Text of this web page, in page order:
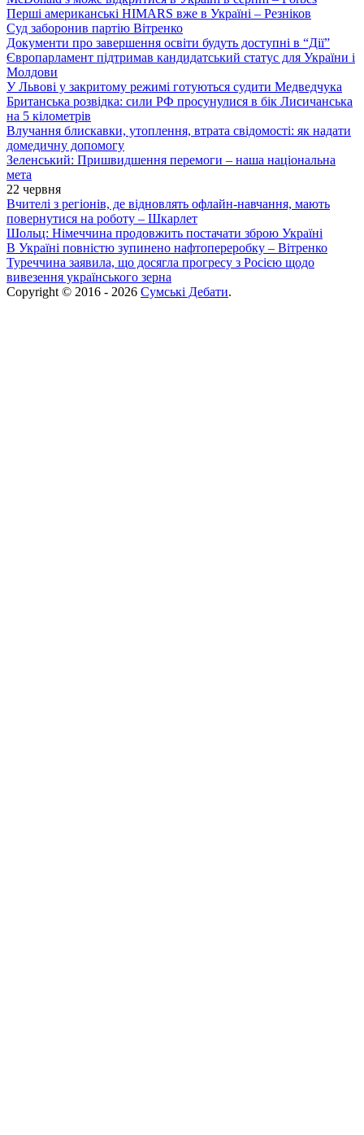
Перші американські HIMARS вже в Україні – Резніков
Суд заборонив партію Вітренко
Документи про завершення освіти будуть доступні в “Дії”
Європарламент підтримав кандидатський статус для України і
Молдови
У Львові у закритому режимі готуються судити Медведчука
Британська розвідка: сили РФ просунулися в бік Лисичанська
на 5 кілометрів
Влучання блискавки, утоплення, втрата свідомості: як надати
домедичну допомогу
Зеленський: Пришвидшення перемоги – наша національна
мета
22 червня
Вчителі з регіонів, де відновлять офлайн-навчання, мають
повернутися на роботу – Шкарлет
Шольц: Німеччина продовжить постачати зброю Україні
В Україні повністю зупинено нафтопереробку – Вітренко
Туреччина заявила, що досягла прогресу з Росією щодо
вивезення українського зерна
Copyright © 2016 - 2026 Сумські Дебати.